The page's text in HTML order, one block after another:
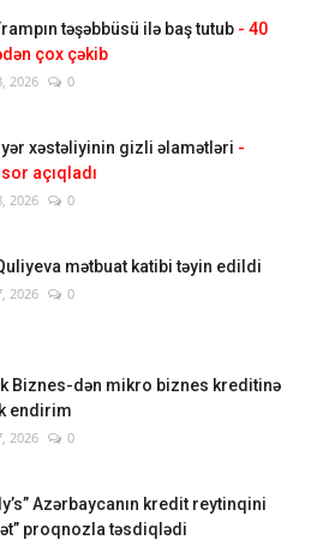
təşəbbüsü ilə baş tutub - 40
çox çəkib
2026 0
xəstəliyinin gizli əlamətləri -
açıqladı
2026 0
mətbuat katibi təyin edildi
2026 0
Biznes-dən mikro biznes kreditinə
endirim
2026 0
Azərbaycanın kredit reytinqini
proqnozla təsdiqlədi